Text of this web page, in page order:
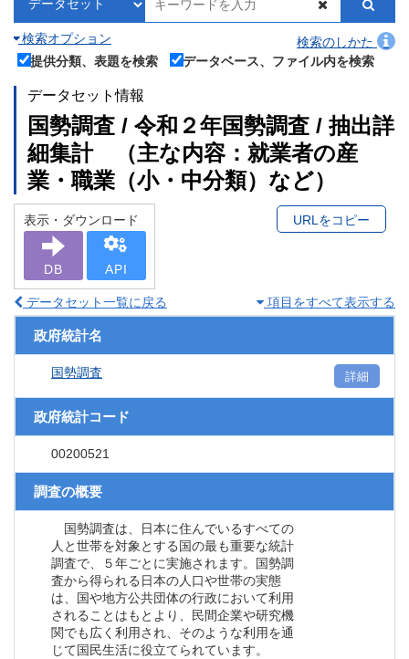
検索オプション
検索のしかた
提供分類、表題を検索
データベース、ファイル内を検索
データセット情報
国勢調査 / 令和２年国勢調査 / 抽出詳
細集計 （主な内容：就業者の産
業・職業（小・中分類）など）
表示・ダウンロード
DB API
URLをコピー
データセット一覧に戻る 項目をすべて表示する
政府統計名
国勢調査 詳細
政府統計コード
00200521
調査の概要
国勢調査は、日本に住んでいるすべての
人と世帯を対象とする国の最も重要な統計
調査で、５年ごとに実施されます。国勢調
査から得られる日本の人口や世帯の実態
は、国や地方公共団体の行政において利用
されることはもとより、民間企業や研究機
関でも広く利用され、そのような利用を通
じて国民生活に役立てられています。